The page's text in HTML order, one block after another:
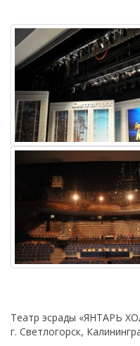
Театр эсрады «ЯНТАРЬ
г. Светлогорск,